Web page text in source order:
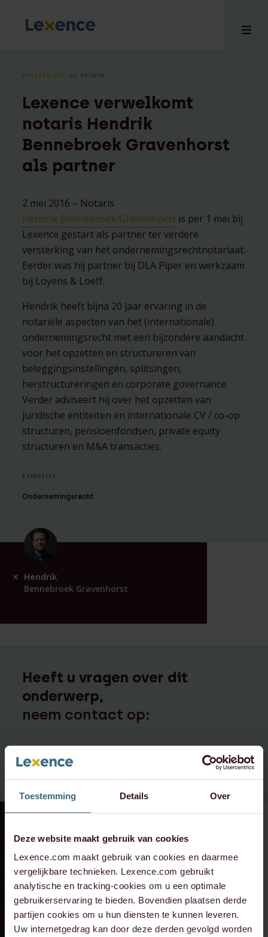
Toestemming Details Over
Deze website maakt gebruik van cookies
Lexence.com maakt gebruik van cookies en daarmee
vergelijkbare technieken. Lexence.com gebruikt
analytische en tracking-cookies om u een optimale
gebruikerservaring te bieden. Bovendien plaatsen derde
partijen cookies om u hun diensten te kunnen leveren.
Uw internetgedrag kan door deze derden gevolgd worden
bij
PERSBERICHT ⸱ 02-05-2016
Lexence verwelkomt
notaris Hendrik
Bennebroek Gravenhorst
als partner
2 mei 2016 – Notaris
Hendrik Bennebroek Gravenhorst is per 1 mei bij
Lexence gestart als partner ter verdere
versterking van het ondernemingsrechtnotariaat.
Eerder was hij partner bij DLA Piper en werkzaam
bij Loyens & Loeff.
Hendrik heeft bijna 20 jaar ervaring in de
notariële aspecten van het (internationale)
ondernemingsrecht met een bijzondere aandacht
voor het opzetten en structureren van
beleggingsinstellingen, splitsingen,
herstructureringen en corporate governance.
Verder adviseert hij over het opzetten van
juridische entiteiten en internationale CV / co-op
structuren, pensioenfondsen, private equity
structuren en M&A transacties.
EXPERTISE
Ondernemingsrecht
Hendrik
Bennebroek Gravenhorst
Heeft u vragen over dit
onderwerp,
neem contact op:
info@lexence.com
Lexence heeft
Caddenz
geadviseerd bij de
overname van
Verkeer Service
Zuid-Holland.
Lexence heeft
Sandee Groen
geadviseerd bij de
toetreding van
Scheybeeck als
aandeelhouder